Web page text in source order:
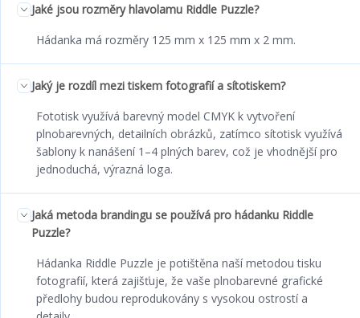
Jaké jsou rozměry hlavolamu Riddle Puzzle?
Hádanka má rozměry 125 mm x 125 mm x 2 mm.
Jaký je rozdíl mezi tiskem fotografií a sítotiskem?
Fototisk využívá barevný model CMYK k vytvoření
plnobarevných, detailních obrázků, zatímco sítotisk využívá
šablony k nanášení 1–4 plných barev, což je vhodnější pro
jednoduchá, výrazná loga.
Jaká metoda brandingu se používá pro hádanku Riddle
Puzzle?
Hádanka Riddle Puzzle je potištěna naší metodou tisku
fotografií, která zajišťuje, že vaše plnobarevné grafické
předlohy budou reprodukovány s vysokou ostrostí a